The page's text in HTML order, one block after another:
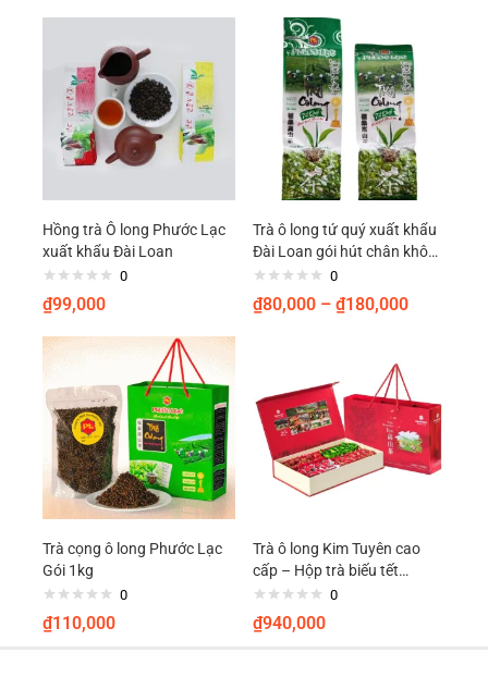
– Đổi trả sản phẩm nếu sản phẩm có lỗi từ nhà sản xuất theo quy
định của Phước Lạc.
– Giải quyết thắc mắc và vấn đề về sản phẩm (nếu có) cho khách
hàng nhanh chóng và thỏa đáng. Nếu gặp bất cứ khó khăn hay vấn
đề gì, quý khách vui lòng liên hệ, đừng vội đánh giá xấu về chúng tôi.
– Rất hân hạnh được phục vụ Quý khách!
Hotline tư vấn sỉ & lẻ:0976878753
Hồng trà Ô long Phước Lạc
xuất khẩu Đài Loan
0
₫99,000
Trà ô long tứ quý xuất khẩu
Đài Loan gói hút chân không
Phước Lạc 0
₫80,000 – ₫180,000
Trà cọng ô long Phước Lạc
Gói 1kg
0
₫110,000
Trà ô long Kim Tuyên cao
cấp – Hộp trà biếu tết
Phước Lạc 0
₫940,000